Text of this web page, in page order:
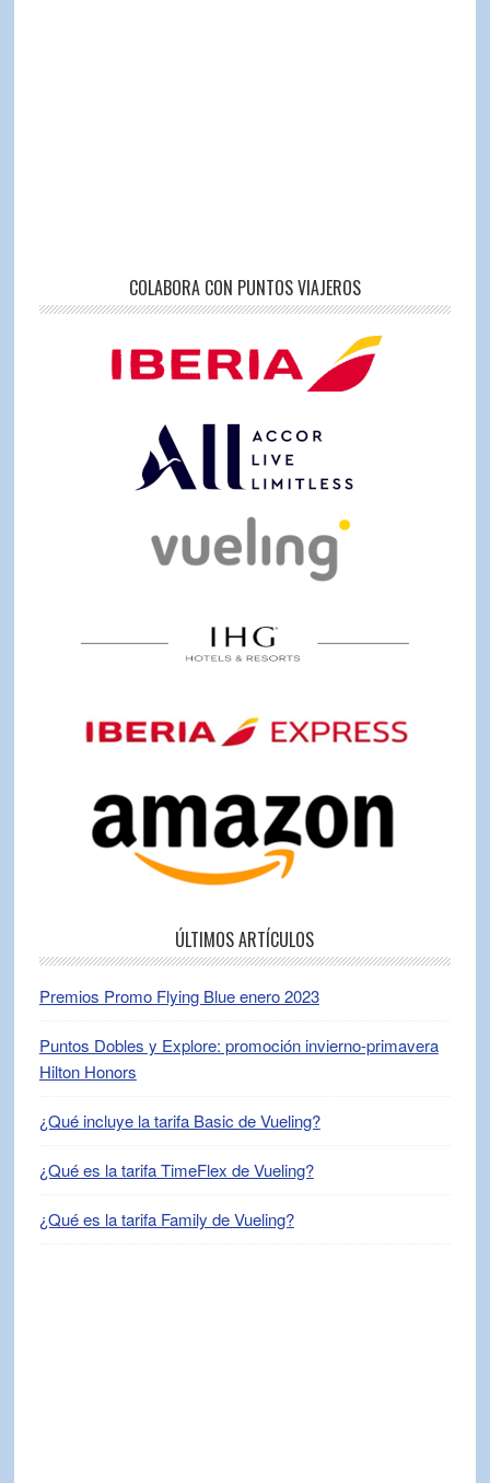
COLABORA CON PUNTOS VIAJEROS
ÚLTIMOS ARTÍCULOS
Premios Promo Flying Blue enero 2023
Puntos Dobles y Explore: promoción invierno-primavera
Hilton Honors
¿Qué incluye la tarifa Basic de Vueling?
¿Qué es la tarifa TimeFlex de Vueling?
¿Qué es la tarifa Family de Vueling?